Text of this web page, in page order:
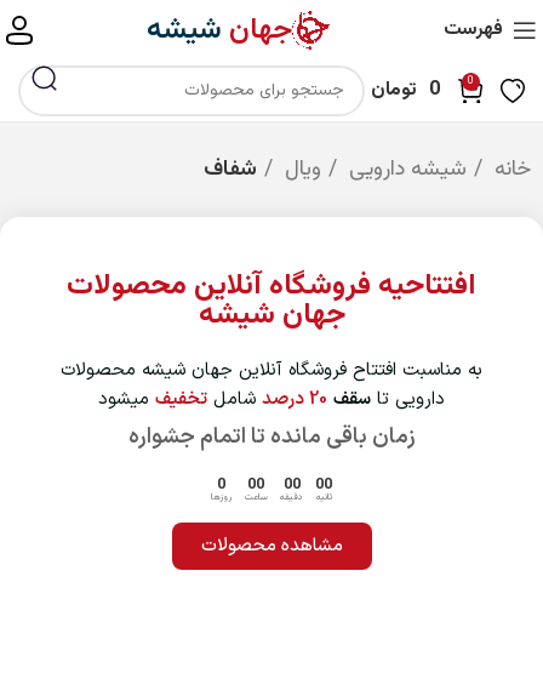
فهرست جهان شیشه
0
0 تومان
خانه شیشه دارویی ویال شفاف
افتتاحیه فروشگاه آنلاین محصولات
جهان شیشه
به مناسبت افتتاح فروشگاه آنلاین جهان شیشه محصولات
دارویی تا سقف 20 درصد شامل تخفیف میشود
زمان باقی مانده تا اتمام جشواره
0
روزها 00
ساعت 00
دقیقه 00
ثانیه
مشاهده محصولات